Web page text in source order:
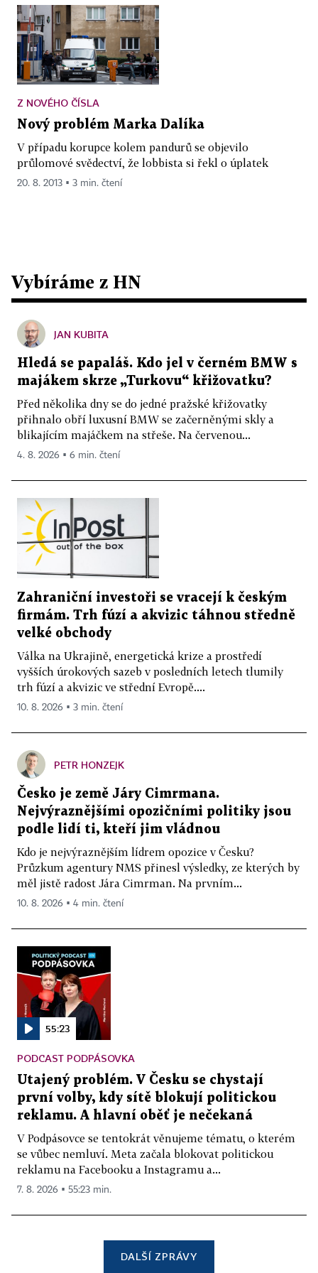
Z NOVÉHO ČÍSLA
Nový problém Marka Dalíka
V případu korupce kolem pandurů se objevilo
průlomové svědectví, že lobbista si řekl o úplatek
20. 8. 2013 ▪ 3 min. čtení
Vybíráme z HN
JAN KUBITA
Hledá se papaláš. Kdo jel v černém BMW s
majákem skrze „Turkovu“ křižovatku?
Před několika dny se do jedné pražské křižovatky
přihnalo obří luxusní BMW se začerněnými skly a
blikajícím majáčkem na střeše. Na červenou...
4. 8. 2026 ▪ 6 min. čtení
Zahraniční investoři se vracejí k českým
firmám. Trh fúzí a akvizic táhnou středně
velké obchody
Válka na Ukrajině, energetická krize a prostředí
vyšších úrokových sazeb v posledních letech tlumily
trh fúzí a akvizic ve střední Evropě....
10. 8. 2026 ▪ 3 min. čtení
PETR HONZEJK
Česko je země Járy Cimrmana.
Nejvýraznějšími opozičními politiky jsou
podle lidí ti, kteří jim vládnou
Kdo je nejvýraznějším lídrem opozice v Česku?
Průzkum agentury NMS přinesl výsledky, ze kterých by
měl jistě radost Jára Cimrman. Na prvním...
10. 8. 2026 ▪ 4 min. čtení
55:23
PODCAST PODPÁSOVKA
Utajený problém. V Česku se chystají
první volby, kdy sítě blokují politickou
reklamu. A hlavní oběť je nečekaná
V Podpásovce se tentokrát věnujeme tématu, o kterém
se vůbec nemluví. Meta začala blokovat politickou
reklamu na Facebooku a Instagramu a...
7. 8. 2026 ▪ 55:23 min.
DALŠÍ ZPRÁVY